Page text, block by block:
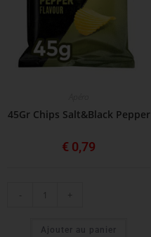
45Gr Chips Salt&Black Pepper
€ 0,79
- +
Ajouter au panier